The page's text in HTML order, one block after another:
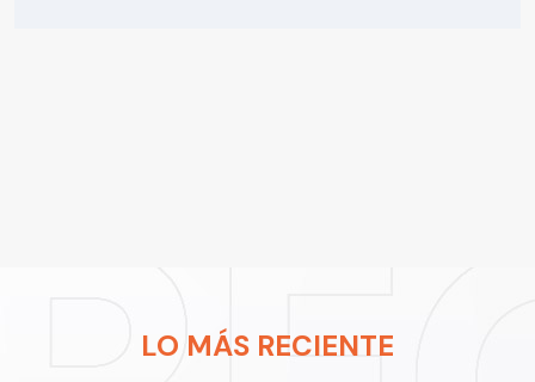
LO MÁS RECIENTE